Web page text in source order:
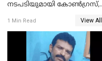
നടപടിയുമായി കോണ്‍ഗ്രസ്,
എട്ട് പേര്‍ ഉള്‍പ്പെടെ
പത്തുപേരെ പുറത്താക്കി,
ചൊവ്വന്നൂരിലും നടപടി
1 Min Read View All